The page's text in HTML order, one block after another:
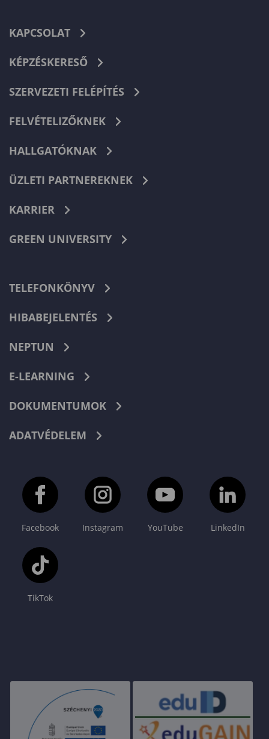
KAPCSOLAT
KÉPZÉSKERESŐ
SZERVEZETI FELÉPÍTÉS
FELVÉTELIZŐKNEK
HALLGATÓKNAK
ÜZLETI PARTNEREKNEK
KARRIER
GREEN UNIVERSITY
TELEFONKÖNYV
HIBABEJELENTÉS
NEPTUN
E-LEARNING
DOKUMENTUMOK
ADATVÉDELEM
Facebook Instagram YouTube LinkedIn
TikTok